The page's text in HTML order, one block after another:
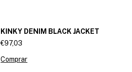
KINKY DENIM BLACK JACKET
€97,03
Comprar